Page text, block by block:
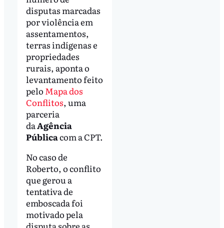
disputas marcadas
por violência em
assentamentos,
terras indígenas e
propriedades
rurais, aponta o
levantamento feito
pelo Mapa dos
Conflitos, uma
parceria
daAgência
Públicacom a CPT.
No caso de
Roberto, o conflito
que gerou a
tentativa de
emboscada foi
motivado pela